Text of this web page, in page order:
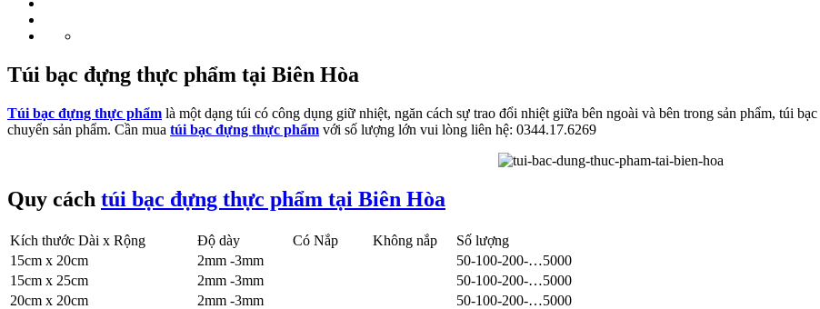
Túi bạc đựng thực phẩm tại Biên Hòa
Túi bạc đựng thực phẩm là một dạng túi có công dụng giữ nhiệt, ngăn cách sự trao đổi nhiệt giữa bên ngoài và bên trong sản phẩm, túi
chuyển sản phẩm. Cần mua túi bạc đựng thực phẩm với số lượng lớn vui lòng liên hệ: 0344.17.6269
Quy cách túi bạc đựng thực phẩm tại Biên Hòa
Kích thước Dài x Rộng Độ dày Có Nắp Không nắp
Số lượng
15cm x 20cm
2mm -3mm
50-100-200-…5000
15cm x 25cm
2mm -3mm
50-100-200-…5000
20cm x 20cm
2mm -3mm
50-100-200-…5000